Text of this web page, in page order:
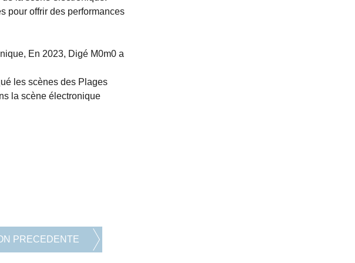
pour offrir des performances
En 2023, Digé M0m0 a
les scènes des Plages
la scène électronique
PRECEDENTE